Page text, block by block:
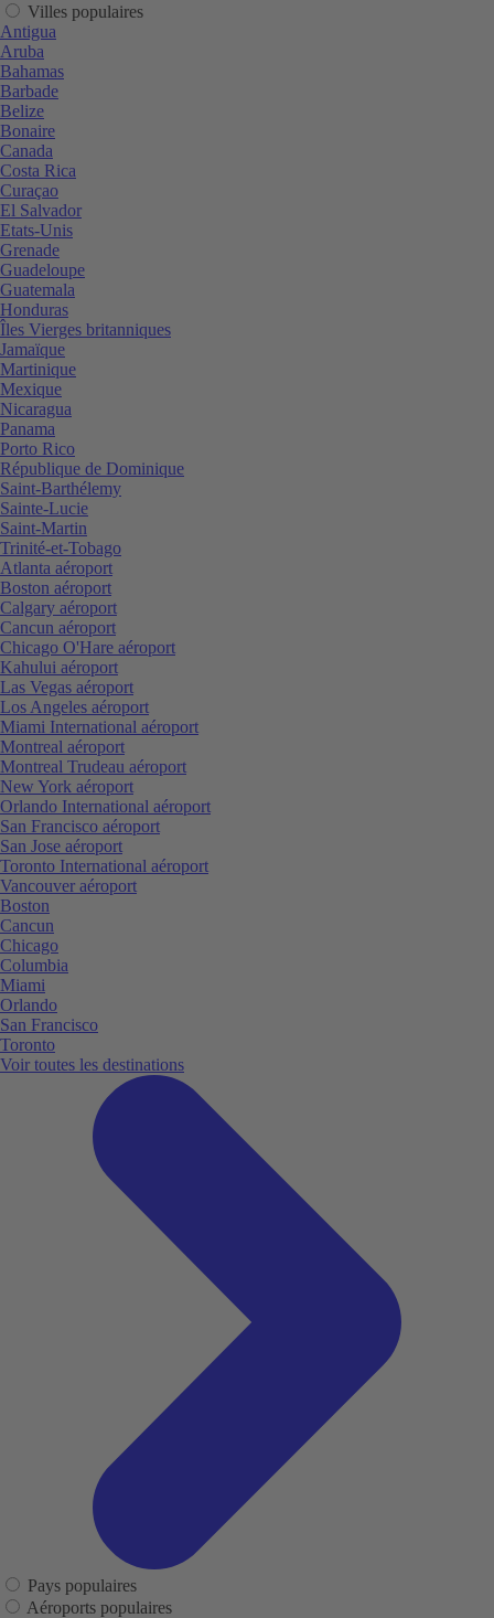
Villes populaires
Antigua
Aruba
Bahamas
Barbade
Belize
Bonaire
Canada
Costa Rica
Curaçao
El Salvador
Etats-Unis
Grenade
Guadeloupe
Guatemala
Honduras
Îles Vierges britanniques
Jamaïque
Martinique
Mexique
Nicaragua
Panama
Porto Rico
République de Dominique
Saint-Barthélemy
Sainte-Lucie
Saint-Martin
Trinité-et-Tobago
Atlanta aéroport
Boston aéroport
Calgary aéroport
Cancun aéroport
Chicago O'Hare aéroport
Kahului aéroport
Las Vegas aéroport
Los Angeles aéroport
Miami International aéroport
Montreal aéroport
Montreal Trudeau aéroport
New York aéroport
Orlando International aéroport
San Francisco aéroport
San Jose aéroport
Toronto International aéroport
Vancouver aéroport
Boston
Cancun
Chicago
Columbia
Miami
Orlando
San Francisco
Toronto
Voir toutes les destinations
Pays populaires
Aéroports populaires